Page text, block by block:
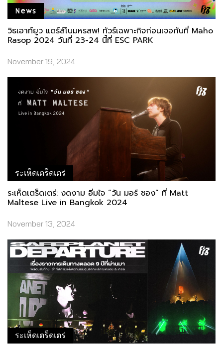
News
วิธเอาท์ยูว แดร์ส์โนมหรสพ! ทัวร์เฉพาะกิจก่อนเจอกันที่ Maho
Rasop 2024 วันที่ 23-24 นี้ที่ ESC PARK
November 19, 2024
ระเห็ดเตร็ดเตร่
ระเห็ดเตร็ดเตร่: งดงาม อิ่มใจ “วัน มอร์​ ซอง” ที่ Matt
Maltese Live in Bangkok 2024
November 13, 2024
ระเห็ดเตร็ดเตร่